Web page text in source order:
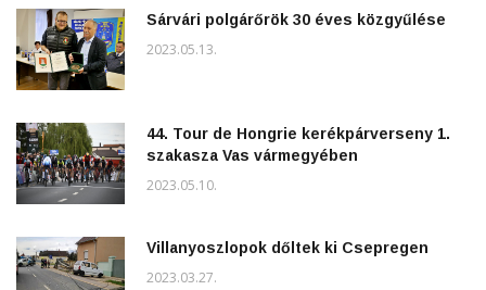
Sárvári polgárőrök 30 éves közgyűlése
2023.05.13.
44. Tour de Hongrie kerékpárverseny 1.
szakasza Vas vármegyében
2023.05.10.
Villanyoszlopok dőltek ki Csepregen
2023.03.27.